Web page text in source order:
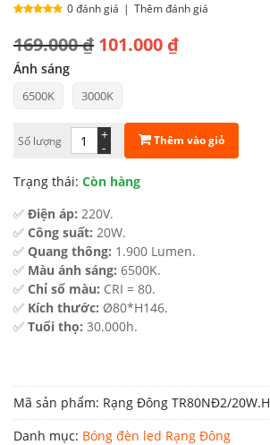
0 đánh giá | Thêm đánh giá
169.000₫
Giá
gốc
là:
169.000 ₫.
101.000 ₫
Giá
hiện
tại
101.000 ₫.
Ánh sáng
6500K 3000K
Số lượng -
+ Thêm vào giỏ
Trạng thái: Còn hàng
✅ Điện áp: 220V.
✅ Công suất: 20W.
✅ Quang thông: 1.900 Lumen.
✅ Màu ánh sáng: 6500K.
✅ Chỉ số màu: CRI = 80.
✅ Kích thước: Ø80*H146.
✅ Tuổi thọ: 30.000h.
Mã sản phẩm: Rạng Đông TR80NĐ2/20W.H
Danh mục: Bóng đèn led Rạng Đông